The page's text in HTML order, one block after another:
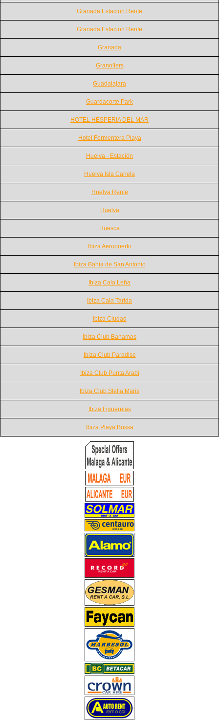
Granada Estacion Renfe
Granada Estacion Renfe
Granada
Granollers
Guadalajara
Guardacorte Park
HOTEL HESPERIA DEL MAR
Hotel Formentera Playa
Huelva - Estación
Huelva Isla Canela
Huelva Renfe
Huelva
Huesca
Ibiza Aeropuerto
Ibiza Bahia de San Antonio
Ibiza Cala Leña
Ibiza Cala Tarida
Ibiza Ciudad
Ibiza Club Bahamas
Ibiza Club Paradise
Ibiza Club Punta Arabi
Ibiza Club Stella Maris
Ibiza Figueretas
Ibiza Playa Bossa